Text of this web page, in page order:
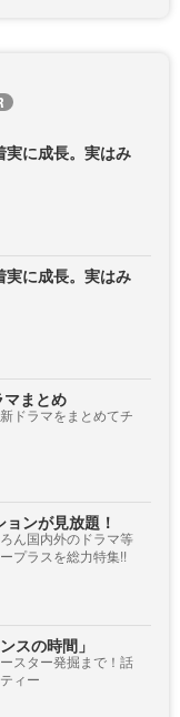
実に成長。実はみ
実に成長。実はみ
まとめ
ドラマをまとめてチ
ョンが見放題！
ん国内外のドラマ等
プラスを総力特集!!
スの時間」
スター発掘まで！話
ィー